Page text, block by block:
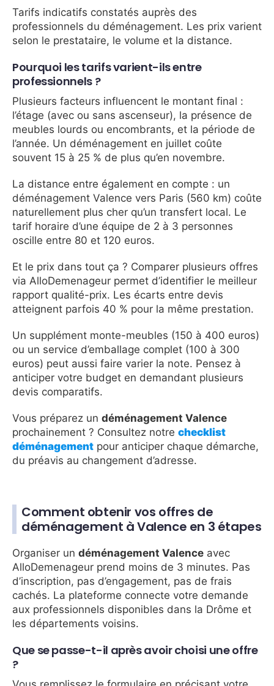
Tarifs indicatifs constatés auprès des
professionnels du déménagement. Les prix varient
selon le prestataire, le volume et la distance.
Pourquoi les tarifs varient-ils entre
professionnels ?
Plusieurs facteurs influencent le montant final :
l’étage (avec ou sans ascenseur), la présence de
meubles lourds ou encombrants, et la période de
l’année. Un déménagement en juillet coûte
souvent 15 à 25 % de plus qu’en novembre.
La distance entre également en compte : un
déménagement Valence vers Paris (560 km) coûte
naturellement plus cher qu’un transfert local. Le
tarif horaire d’une équipe de 2 à 3 personnes
oscille entre 80 et 120 euros.
Et le prix dans tout ça ? Comparer plusieurs offres
via AlloDemenageur permet d’identifier le meilleur
rapport qualité-prix. Les écarts entre devis
atteignent parfois 40 % pour la même prestation.
Un supplément monte-meubles (150 à 400 euros)
ou un service d’emballage complet (100 à 300
euros) peut aussi faire varier la note. Pensez à
anticiper votre budget en demandant plusieurs
devis comparatifs.
Vous préparez un déménagement Valence
prochainement ? Consultez notre checklist
déménagement pour anticiper chaque démarche,
du préavis au changement d’adresse.
Comment obtenir vos offres de
déménagement à Valence en 3 étapes
Organiser un déménagement Valence avec
AlloDemenageur prend moins de 3 minutes. Pas
d’inscription, pas d’engagement, pas de frais
cachés. La plateforme connecte votre demande
aux professionnels disponibles dans la Drôme et
les départements voisins.
Que se passe-t-il après avoir choisi une offre
?